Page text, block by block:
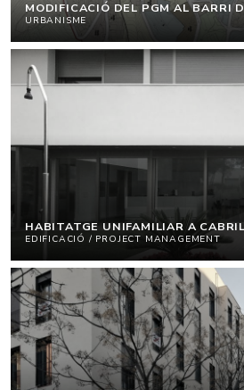
MODIFICACIÓ DEL PGM AL BARRI
URBANISME
HABITATGE UNIFAMILIAR A
EDIFICACIÓ / PROJECT MANAGEMENT